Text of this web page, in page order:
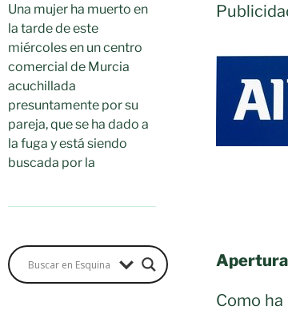
Una mujer ha muerto en
la tarde de este
miércoles en un centro
comercial de Murcia
acuchillada
presuntamente por su
pareja, que se ha dado a
la fuga y está siendo
buscada por la
Como